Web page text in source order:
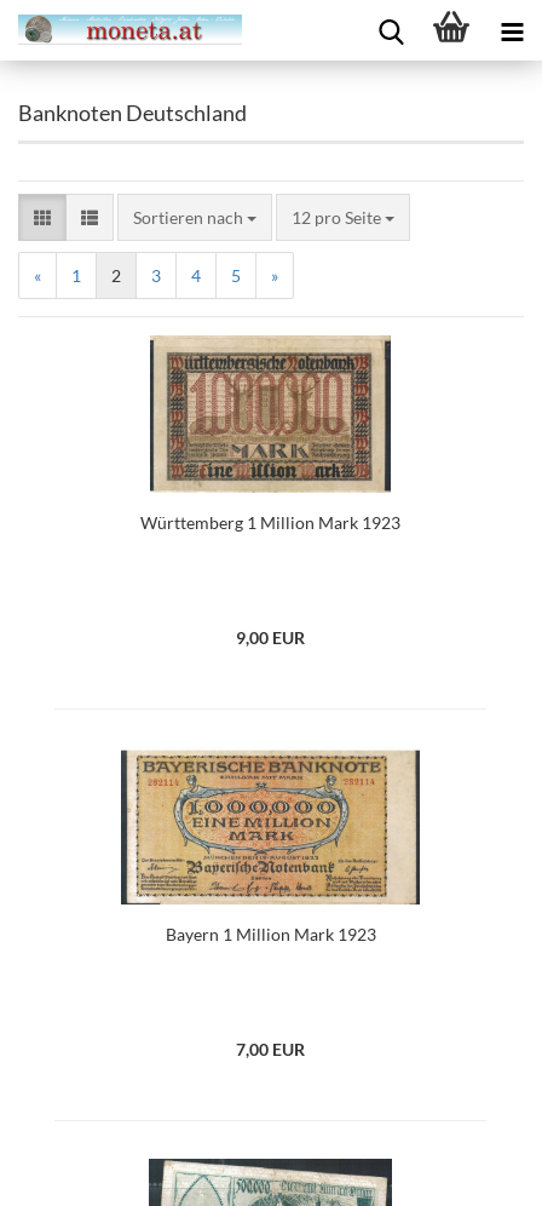
Banknoten Deutschland
Sortieren nach 12 pro Seite
« 1 2 3 4 5 »
Württemberg 1 Million Mark 1923
9,00 EUR
Bayern 1 Million Mark 1923
7,00 EUR